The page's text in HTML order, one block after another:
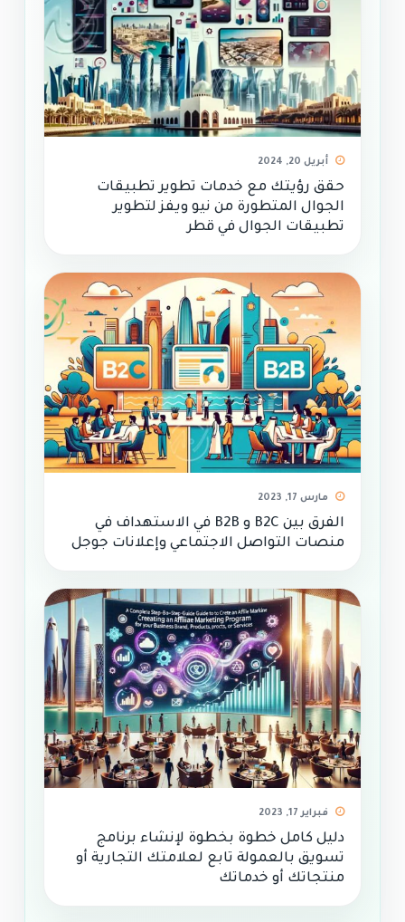
أبريل 20, 2024
حقق رؤيتك مع خدمات تطوير تطبيقات
الجوال المتطورة من نيو ويفز لتطوير
تطبيقات الجوال في قطر
مارس 17, 2023
الفرق بين B2C و B2B في الاستهداف في
منصات التواصل الاجتماعي وإعلانات جوجل
فبراير 17, 2023
دليل كامل خطوة بخطوة لإنشاء برنامج
تسويق بالعمولة تابع لعلامتك التجارية أو
منتجاتك أو خدماتك